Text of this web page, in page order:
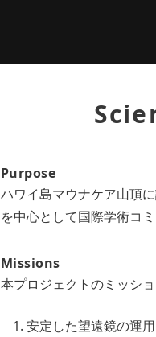
Purpose
ハワイ島マウナケア山頂
を中心として国際学術コ
Missions
本プロジェクトのミッショ
安定した望遠鏡の運